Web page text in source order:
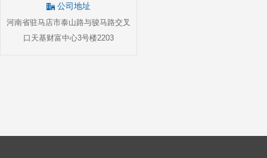
公司地址
河南省驻马店市泰山路与骏马路交叉
口天基财富中心3号楼2203